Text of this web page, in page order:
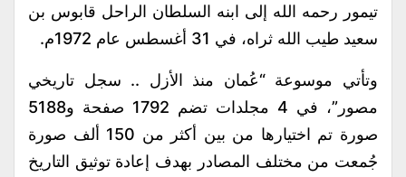
تيمور رحمه الله إلى ابنه السلطان الراحل قابوس بن
سعيد طيب الله ثراه، في 31 أغسطس عام 1972م.
وتأتي موسوعة “عُمان منذ الأزل .. سجل تاريخي
مصور”، في 4 مجلدات تضم 1792 صفحة و5188
صورة تم اختيارها من بين أكثر من 150 ألف صورة
جُمعت من مختلف المصادر بهدف إعادة توثيق التاريخ